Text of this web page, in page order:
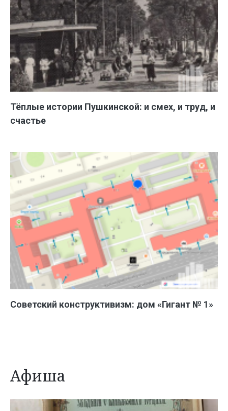
Тёплые истории Пушкинской: и смех, и труд, и
счастье
Советский конструктивизм: дом «Гигант № 1»
Афиша